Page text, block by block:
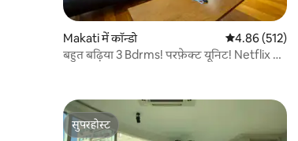
Makati में कॉन्डो औसत रेटिंग 5 में
4.86 (512)
बहुत बढ़िया 3 Bdrms! परफ़ेक्ट यूनिट! Netflix +
सुपरहोस्ट
सुपरहोस्ट